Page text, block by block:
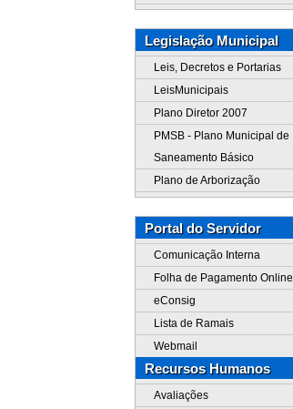
Legislação Municipal
Leis, Decretos e Portarias
LeisMunicipais
Plano Diretor 2007
PMSB - Plano Municipal de
Saneamento Básico
Plano de Arborização
Portal do Servidor
Comunicação Interna
Folha de Pagamento Online
eConsig
Lista de Ramais
Webmail
Recursos Humanos
Avaliações